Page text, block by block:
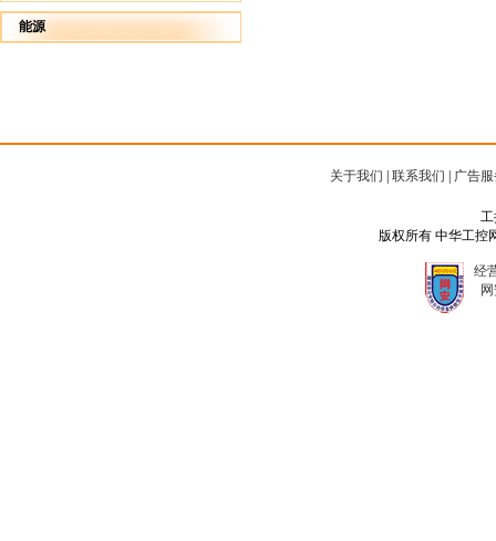
用
能源
关于我们 联系我们 广告
工
版权所有 中华工控
经